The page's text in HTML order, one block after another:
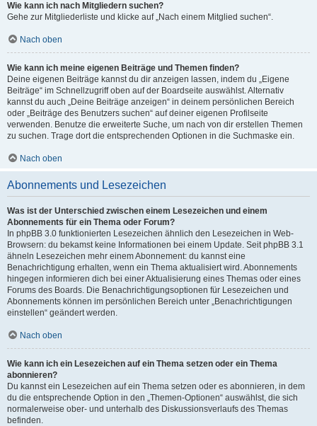
Wie kann ich nach Mitgliedern suchen?
Gehe zur Mitgliederliste und klicke auf „Nach einem Mitglied suchen“.
Nach oben
Wie kann ich meine eigenen Beiträge und Themen finden?
Deine eigenen Beiträge kannst du dir anzeigen lassen, indem du „Eigene
Beiträge“ im Schnellzugriff oben auf der Boardseite auswählst. Alternativ
kannst du auch „Deine Beiträge anzeigen“ in deinem persönlichen Bereich
oder „Beiträge des Benutzers suchen“ auf deiner eigenen Profilseite
verwenden. Benutze die erweiterte Suche, um nach von dir erstellen Themen
zu suchen. Trage dort die entsprechenden Optionen in die Suchmaske ein.
Nach oben
Abonnements und Lesezeichen
Was ist der Unterschied zwischen einem Lesezeichen und einem
Abonnements für ein Thema oder Forum?
In phpBB 3.0 funktionierten Lesezeichen ähnlich den Lesezeichen in Web-
Browsern: du bekamst keine Informationen bei einem Update. Seit phpBB 3.1
ähneln Lesezeichen mehr einem Abonnement: du kannst eine
Benachrichtigung erhalten, wenn ein Thema aktualisiert wird. Abonnements
hingegen informieren dich bei einer Aktualisierung eines Themas oder eines
Forums des Boards. Die Benachrichtigungsoptionen für Lesezeichen und
Abonnements können im persönlichen Bereich unter „Benachrichtigungen
einstellen“ geändert werden.
Nach oben
Wie kann ich ein Lesezeichen auf ein Thema setzen oder ein Thema
abonnieren?
Du kannst ein Lesezeichen auf ein Thema setzen oder es abonnieren, in dem
du die entsprechende Option in den „Themen-Optionen“ auswählst, die sich
normalerweise ober- und unterhalb des Diskussionsverlaufs des Themas
befinden.